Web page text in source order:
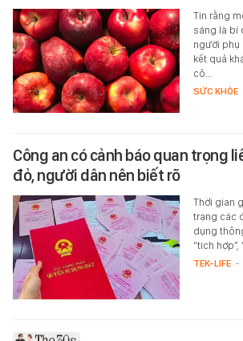
Tin rằng
sáng là bí
người phụ
kết quả
cô…
SỨC KHỎE
Công an có cảnh báo quan trọng
đỏ, người dân nên biết rõ
Thời gian
trạng các
dụng
“tích
TEK-LIFE -